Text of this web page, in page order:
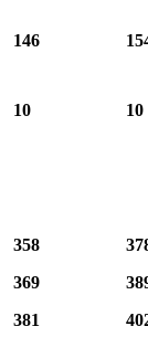
146
10 10
358
369
381